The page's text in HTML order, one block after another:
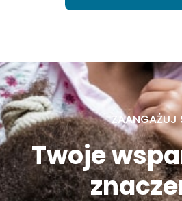
ZAANGAŻUJ
Twoje